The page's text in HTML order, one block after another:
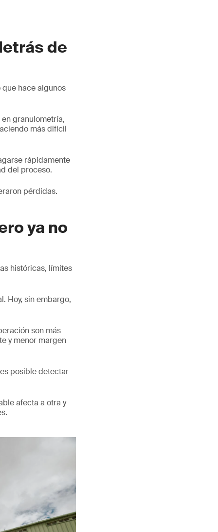
de
hace algunos
granulometría,
más difícil
rápidamente
del proceso.
pérdidas.
ya no
históricas, límites
Hoy, sin embargo,
son más
y menor margen
posible detectar
afecta a otra y